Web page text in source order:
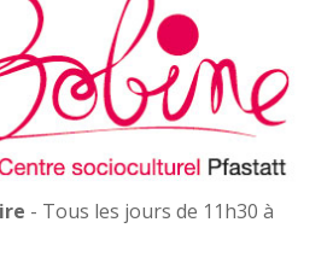
- Tous les jours de 11h30 à